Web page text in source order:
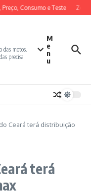
Consumo e Teste
das motos.
precisa
M
e
n
u
Ceará terá distribuição
terá